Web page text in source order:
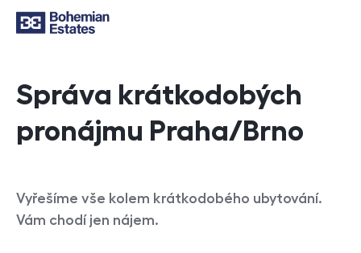
Správa krátkodobých
pronájmu Praha/Brno
Vyřešíme vše kolem krátkodobého ubytování.
Vám chodí jen nájem.